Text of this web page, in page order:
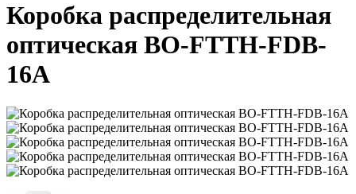
Коробка распределительная
оптическая BO-FTTH-FDB-
16A